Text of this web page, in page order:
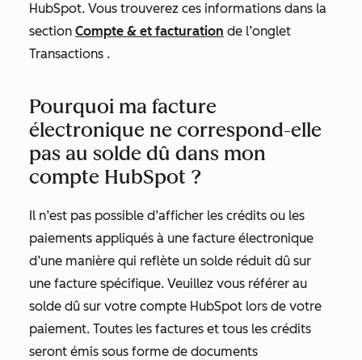
HubSpot. Vous trouverez ces informations dans la
section Compte & et facturation de l’onglet
Transactions .
Pourquoi ma facture
électronique ne correspond-elle
pas au solde dû dans mon
compte HubSpot ?
Il n’est pas possible d’afficher les crédits ou les
paiements appliqués à une facture électronique
d’une manière qui reflète un solde réduit dû sur
une facture spécifique. Veuillez vous référer au
solde dû sur votre compte HubSpot lors de votre
paiement. Toutes les factures et tous les crédits
seront émis sous forme de documents